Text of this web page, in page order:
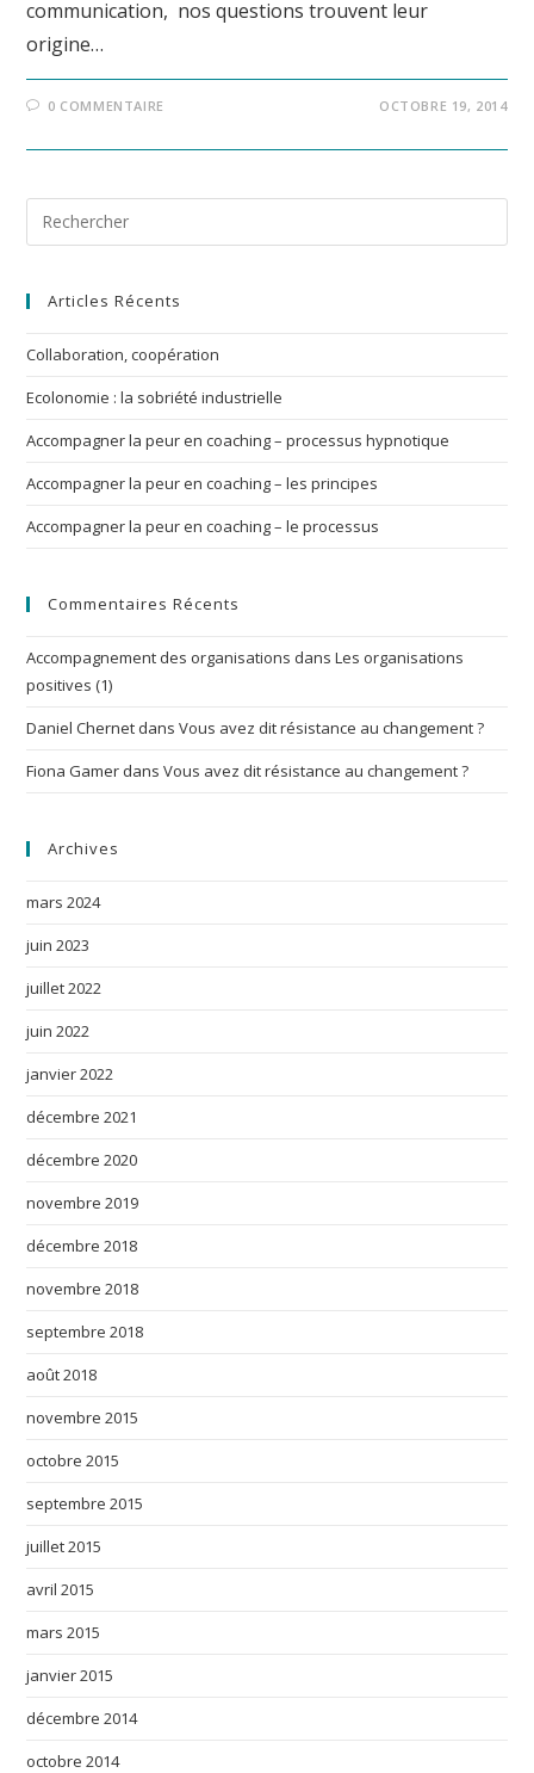
communication, nos questions trouvent leur
origine…
0 COMMENTAIRE OCTOBRE 19, 2014
Articles Récents
Collaboration, coopération
Ecolonomie : la sobriété industrielle
Accompagner la peur en coaching – processus hypnotique
Accompagner la peur en coaching – les principes
Accompagner la peur en coaching – le processus
Commentaires Récents
Accompagnement des organisations dansLes organisations
positives (1)
Daniel Chernet dansVous avez dit résistance au changement ?
Fiona Gamer dansVous avez dit résistance au changement ?
Archives
mars 2024
juin 2023
juillet 2022
juin 2022
janvier 2022
décembre 2021
décembre 2020
novembre 2019
décembre 2018
novembre 2018
septembre 2018
août 2018
novembre 2015
octobre 2015
septembre 2015
juillet 2015
avril 2015
mars 2015
janvier 2015
décembre 2014
octobre 2014